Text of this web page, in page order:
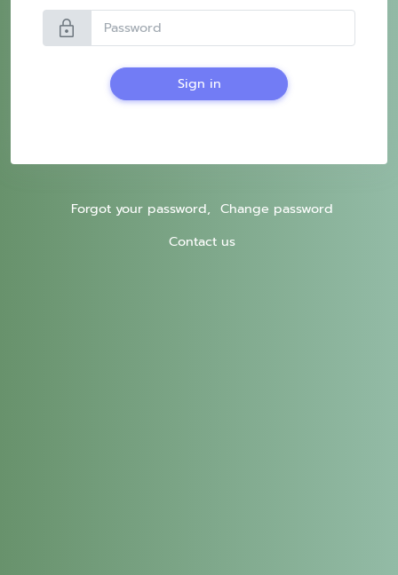
lock
Sign in
Forgot your password, Change password
Contact us